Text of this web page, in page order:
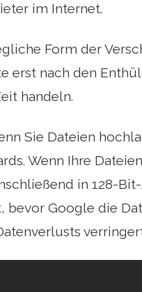
im Internet.
Form der
erst nach den
handeln.
Sie Dateien
Wenn Ihre
in 128-
Google die